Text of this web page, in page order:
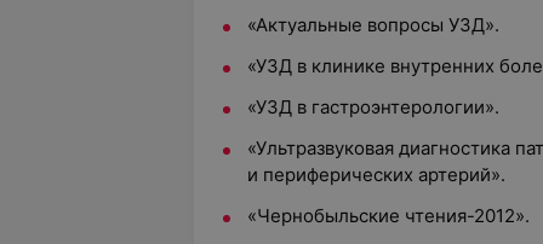
«Актуальные вопросы УЗД».
«УЗД в клинике внутренних
«УЗД в гастроэнтерологии».
«Ультразвуковая диагностика
и периферических артерий».
«Чернобыльские чтения-2012».